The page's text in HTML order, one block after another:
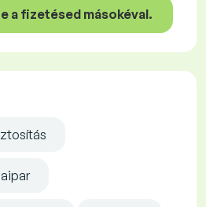
a fizetésed másokéval.